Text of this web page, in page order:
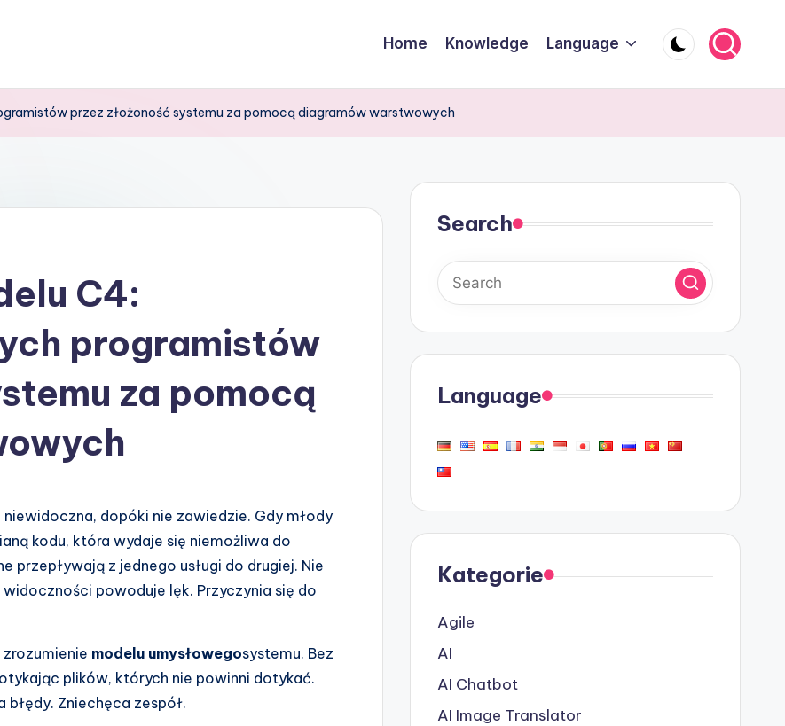
Home Knowledge Language
przez złożoność systemu za pomocą diagramów warstwowych
C4:
programistów
za pomocą
dopóki nie zawiedzie. Gdy młody
kodu, która wydaje się niemożliwa do
przepływają z jednego usługi do drugiej. Nie
powoduje lęk. Przyczynia się do
modelu umysłowegosystemu. Bez
plików, których nie powinni dotykać.
Zniechęca zespół.
Search
Language
Kategorie
Agile
AI
AI Chatbot
AI Image Translator